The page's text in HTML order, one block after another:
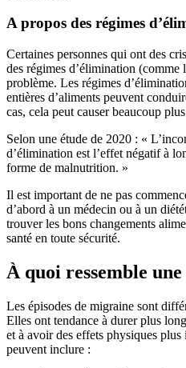
A propos des régimes
Certaines personnes qui ont des
des régimes d’élimination
problème. Les régimes
entières d’aliments peuvent
cas, cela peut causer beaucoup
Selon une étude de 2020 : «
d’élimination est l’effet négatif à
forme de malnutrition. »
Il est important de ne pas
d’abord à un médecin ou à un
trouver les bons changements
santé en toute sécurité.
À quoi ressemble
Les épisodes de migraine sont
Elles ont tendance à durer plus
et à avoir des effets physiques plus
peuvent inclure :